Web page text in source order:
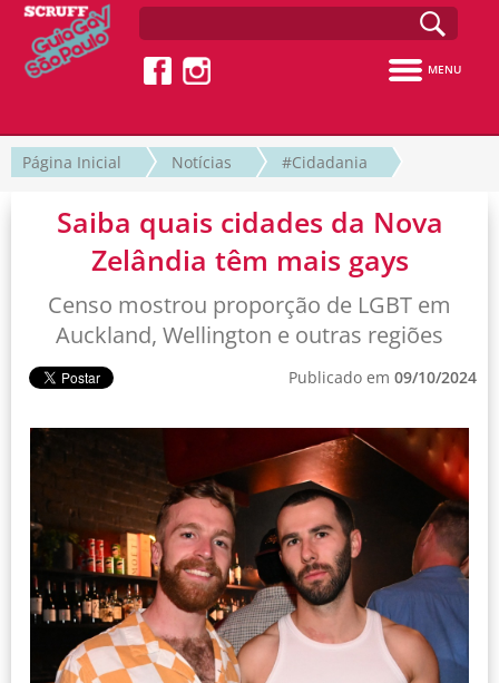
MENU
Página Inicial Notícias #Cidadania
Saiba quais cidades da Nova
Zelândia têm mais gays
Censo mostrou proporção de LGBT em
Auckland, Wellington e outras regiões
Publicado em 09/10/2024